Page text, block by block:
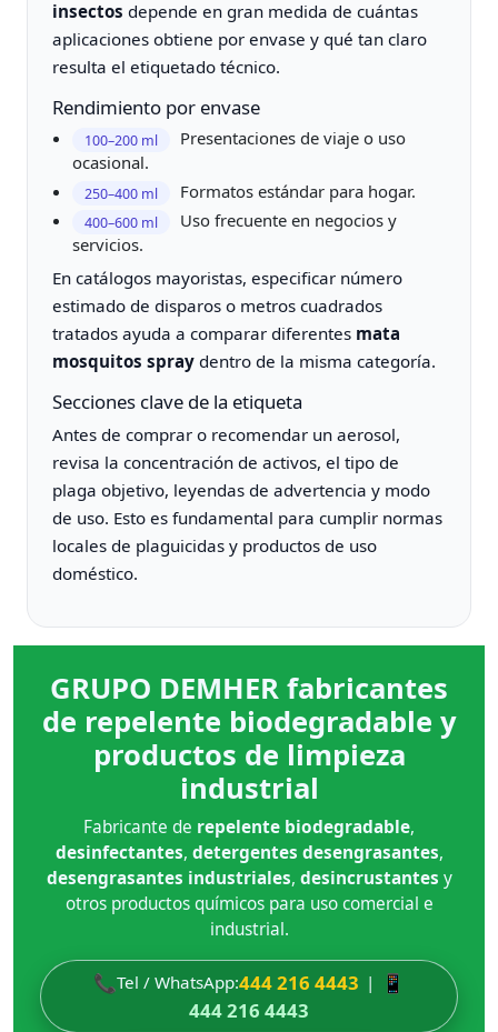
insectos depende en gran medida de cuántas
aplicaciones obtiene por envase y qué tan claro
resulta el etiquetado técnico.
Rendimiento por envase
100–200 ml
Presentaciones de viaje o uso
ocasional.
250–400 ml Formatos estándar para hogar.
400–600 ml
Uso frecuente en negocios y
servicios.
En catálogos mayoristas, especificar número
estimado de disparos o metros cuadrados
tratados ayuda a comparar diferentes mata
mosquitos spray dentro de la misma categoría.
Secciones clave de la etiqueta
Antes de comprar o recomendar un aerosol,
revisa la concentración de activos, el tipo de
plaga objetivo, leyendas de advertencia y modo
de uso. Esto es fundamental para cumplir normas
locales de plaguicidas y productos de uso
doméstico.
GRUPO DEMHER fabricantes
de repelente biodegradable y
productos de limpieza
industrial
Fabricante de repelente biodegradable,
desinfectantes, detergentes desengrasantes,
desengrasantes industriales, desincrustantes y
otros productos químicos para uso comercial e
industrial.
📞Tel / WhatsApp:444 216 4443 |
📱
444 216 4443